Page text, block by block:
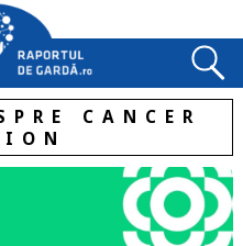
CANCER